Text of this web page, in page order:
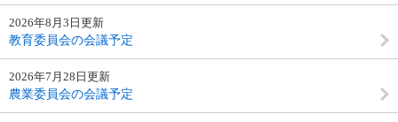
2026年8月3日更新
教育委員会の会議予定
2026年7月28日更新
農業委員会の会議予定